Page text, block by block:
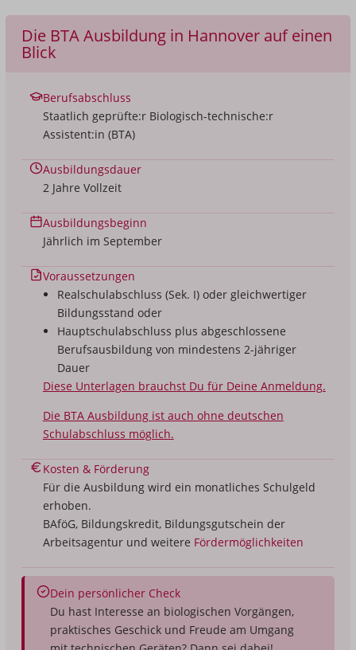
Die BTA Ausbildung in Hannover auf einen
Blick
Berufsabschluss
Staatlich geprüfte:r Biologisch-technische:r
Assistent:in (BTA)
Ausbildungsdauer
2 Jahre Vollzeit
Ausbildungsbeginn
Jährlich im September
Voraussetzungen
Realschulabschluss (Sek. I) oder gleichwertiger
Bildungsstand oder
Hauptschulabschluss plus abgeschlossene
Berufsausbildung von mindestens 2-jähriger
Dauer
Diese Unterlagen brauchst Du für Deine Anmeldung.
Die BTA Ausbildung ist auch ohne deutschen
Schulabschluss möglich.
Kosten & Förderung
Für die Ausbildung wird ein monatliches Schulgeld
erhoben.
BAföG, Bildungskredit, Bildungsgutschein der
Arbeitsagentur und weitere Fördermöglichkeiten
Dein persönlicher Check
Du hast Interesse an biologischen Vorgängen,
praktisches Geschick und Freude am Umgang